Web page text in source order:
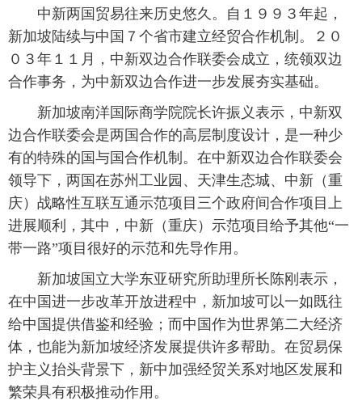
中新两国贸易往来历史悠久。自１９９３年起，
新加坡陆续与中国７个省市建立经贸合作机制。２０
０３年１１月，中新双边合作联委会成立，统领双边
合作事务，为中新双边合作进一步发展夯实基础。
新加坡南洋国际商学院院长许振义表示，中新双
边合作联委会是两国合作的高层制度设计，是一种少
有的特殊的国与国合作机制。在中新双边合作联委会
领导下，两国在苏州工业园、天津生态城、中新（重
庆）战略性互联互通示范项目三个政府间合作项目上
进展顺利，其中，中新（重庆）示范项目给予其他“一
带一路”项目很好的示范和先导作用。
新加坡国立大学东亚研究所助理所长陈刚表示，
在中国进一步改革开放进程中，新加坡可以一如既往
给中国提供借鉴和经验；而中国作为世界第二大经济
体，也能为新加坡经济发展提供许多帮助。在贸易保
护主义抬头背景下，新中加强经贸关系对地区发展和
繁荣具有积极推动作用。